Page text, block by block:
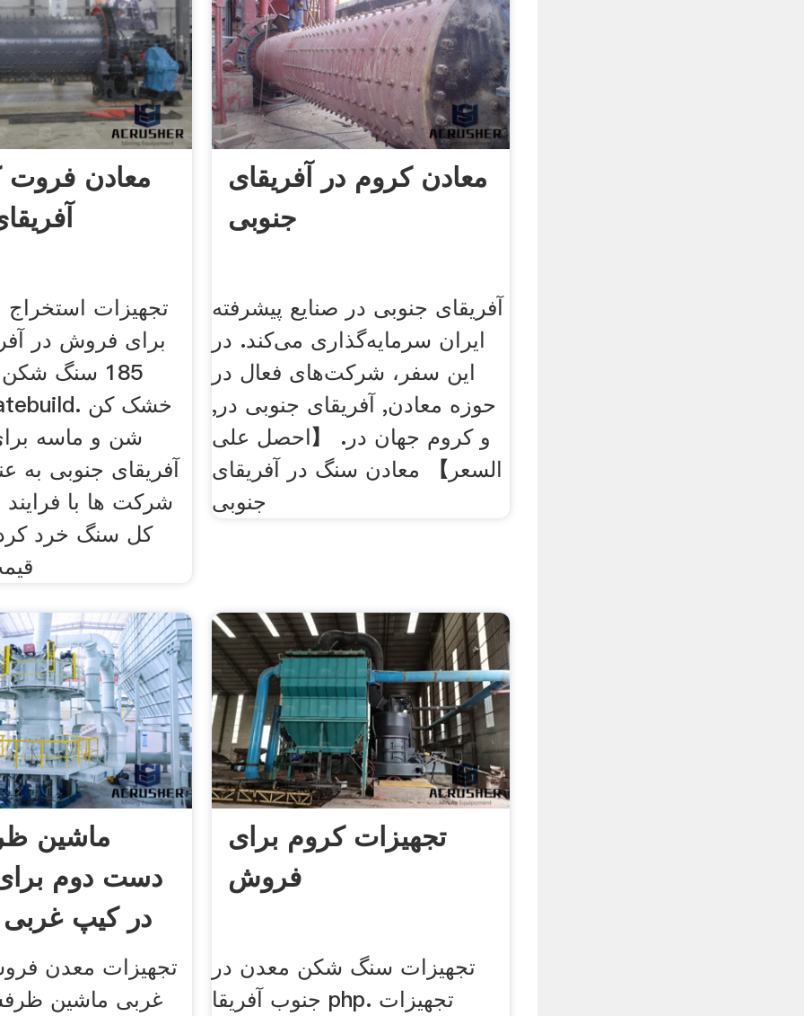
معادن فروت
تجهیزات
برای فروش در
185 سنگ
شن و ماسه
آفریقای جنوبی به
شرکت ها با فرایند
کل سنگ خرد
معادن کروم در آفریقای
جنوبی
آفریقای جنوبی در صنایع پیشرفته
ایران سرمایه‌گذاری می‌کند. در
این سفر، شرکت‌های فعال در
حوزه معادن, آفریقای جنوبی در,
و کروم جهان در. 【احصل على
السعر】 معادن سنگ در آفریقای
جنوبی
ماشین
دست دوم
در کیپ غربی
تجهیزات معدن
غربی ماشین
تجهیزات کروم برای
فروش
تجهیزات سنگ شکن معدن در
جنوب آفریقا php. تجهیزات